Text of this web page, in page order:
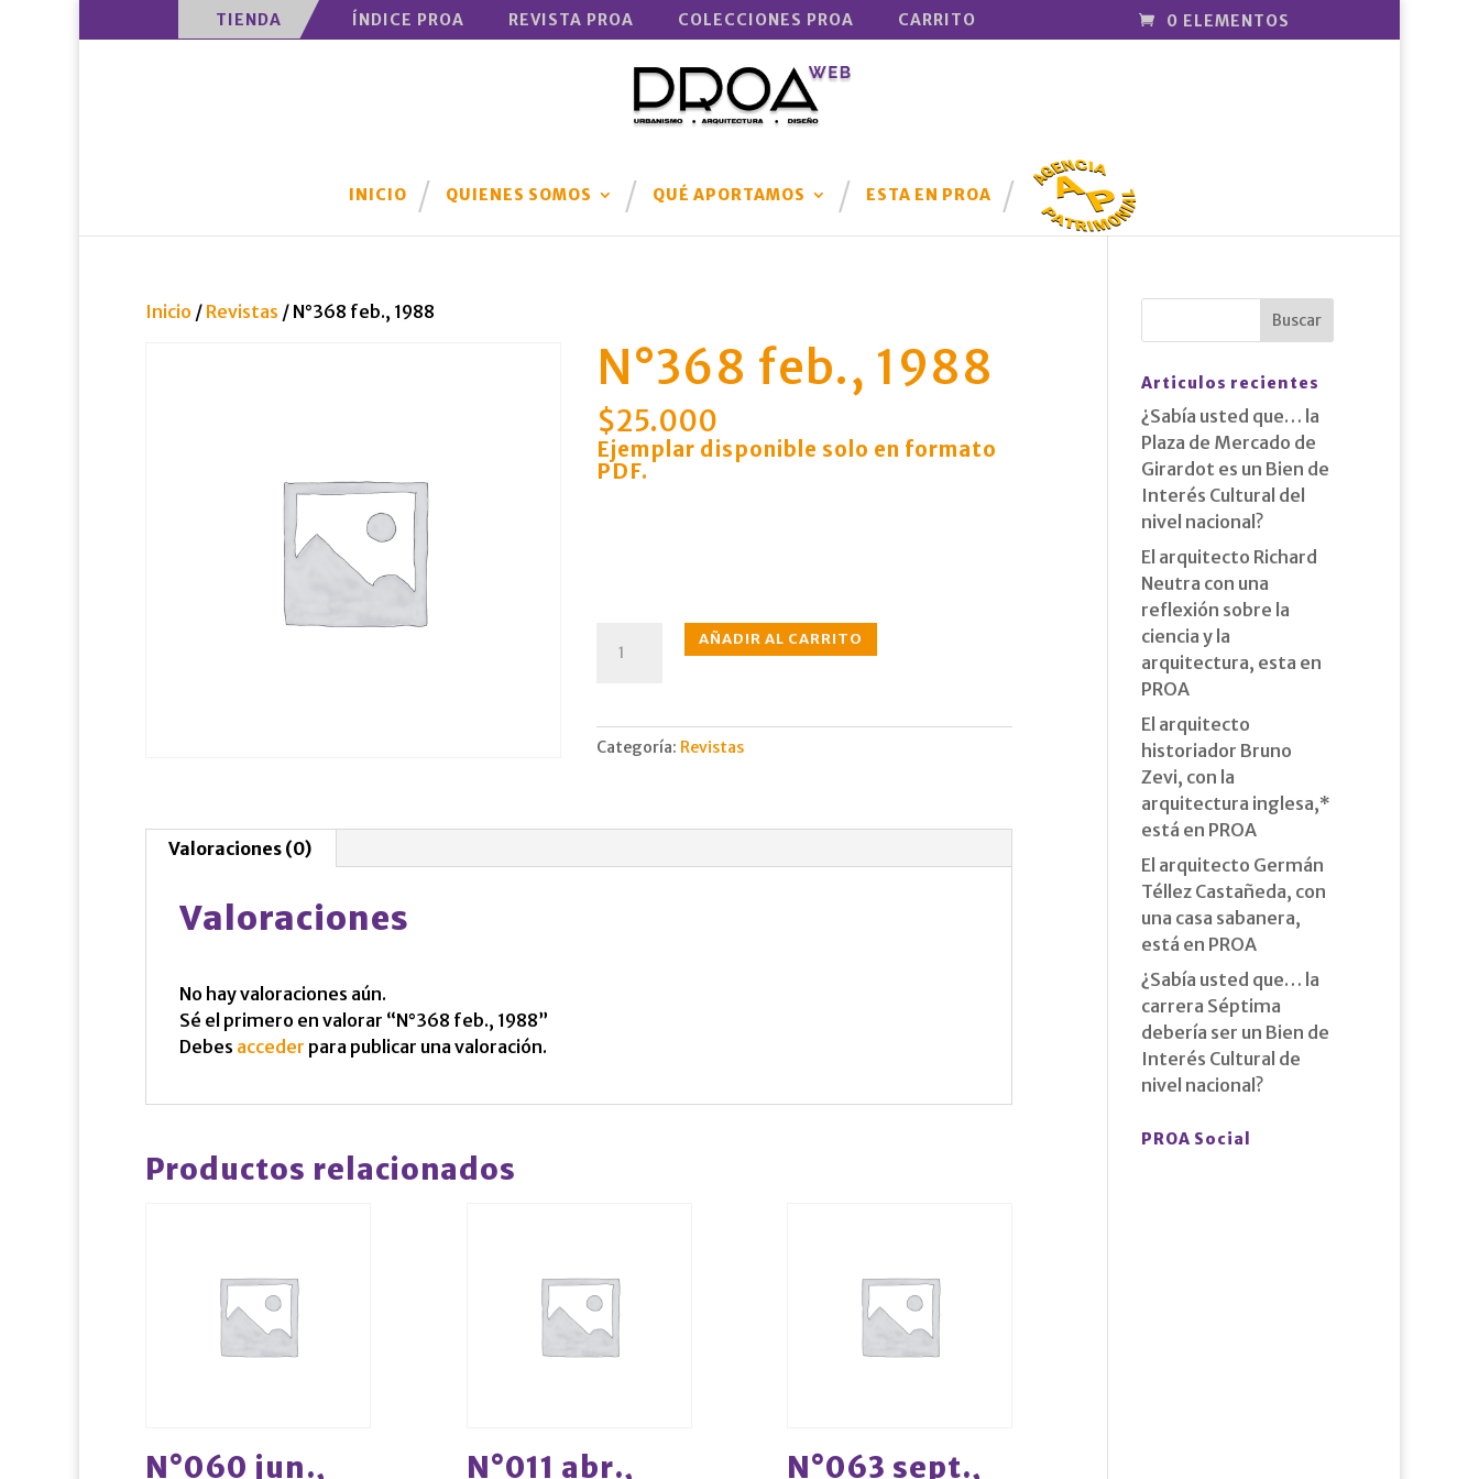
TIENDA ÍNDICE PROA REVISTA PROA COLECCIONES PROA CARRITO 0 ELEMENTOS
INICIO QUIENES SOMOS QUÉ APORTAMOS ESTA EN PROA
AGENCIA
PATRIMONI
AL
Inicio / Revistas / N°368 feb., 1988
N°368 feb., 1988
$25.000
Ejemplar disponible solo en formato
PDF.
feb.,
AÑADIR AL CARRITO
Categoría: Revistas
Valoraciones (0)
Valoraciones
No hay valoraciones aún.
Sé el primero en valorar “N°368 feb., 1988”
Debes acceder para publicar una valoración.
Productos relacionados
N°060 jun., N°011 abr., N°063 sept.,
Articulos recientes
¿Sabía usted que… la
Plaza de Mercado de
Girardot es un Bien de
Interés Cultural del
nivel nacional?
El arquitecto Richard
Neutra con una
reflexión sobre la
ciencia y la
arquitectura, esta en
PROA
El arquitecto
historiador Bruno
Zevi, con la
arquitectura inglesa,*
está en PROA
El arquitecto Germán
Téllez Castañeda, con
una casa sabanera,
está en PROA
¿Sabía usted que… la
carrera Séptima
debería ser un Bien de
Interés Cultural de
nivel nacional?
PROA Social